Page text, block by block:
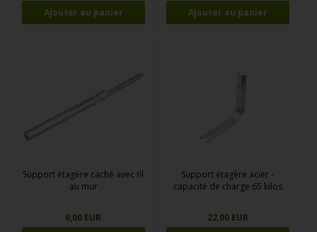
Support étagère caché avec fil
au mur
6,00 EUR
Support étagère acier -
capacité de charge 65 kilos
22,00 EUR